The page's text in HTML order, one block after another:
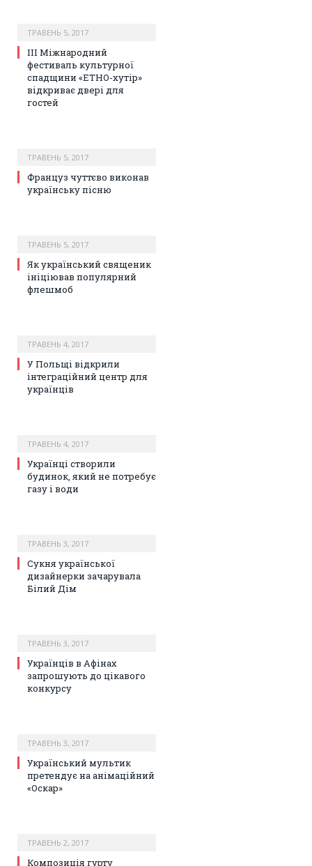
ТРАВЕНЬ 5, 2017
III Міжнародний
фестиваль культурної
спадщини «ЕТНО-хутір»
відкриває двері для
гостей
ТРАВЕНЬ 5, 2017
Француз чуттєво виконав
українську пісню
ТРАВЕНЬ 5, 2017
Як український священик
ініціював популярний
флешмоб
ТРАВЕНЬ 4, 2017
У Польщі відкрили
інтеграційний центр для
українців
ТРАВЕНЬ 4, 2017
Українці створили
будинок, який не потребує
газу і води
ТРАВЕНЬ 3, 2017
Сукня української
дизайнерки зачарувала
Білий Дім
ТРАВЕНЬ 3, 2017
Українців в Афінах
запрошують до цікавого
конкурсу
ТРАВЕНЬ 3, 2017
Український мультик
претендує на анімаційний
«Оскар»
ТРАВЕНЬ 2, 2017
Композиція гурту